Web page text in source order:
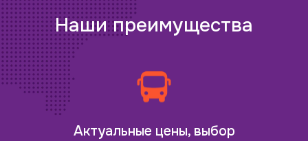
Наши преимущества
Актуальные цены, выбор